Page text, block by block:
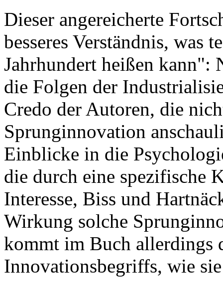
Dieser angereicherte
besseres Verständnis, was
Jahrhundert heißen kann":
die Folgen der
Credo der Autoren, die
Sprunginnovation
Einblicke in die
die durch eine spezifische
Interesse, Biss und
Wirkung solche
kommt im Buch allerdings
Innovationsbegriffs, wie